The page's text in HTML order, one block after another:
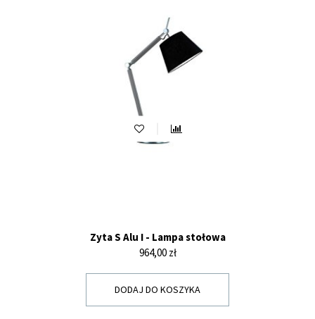
Zyta S Alu I - Lampa stołowa
Cena
964,00 zł
DODAJ DO KOSZYKA